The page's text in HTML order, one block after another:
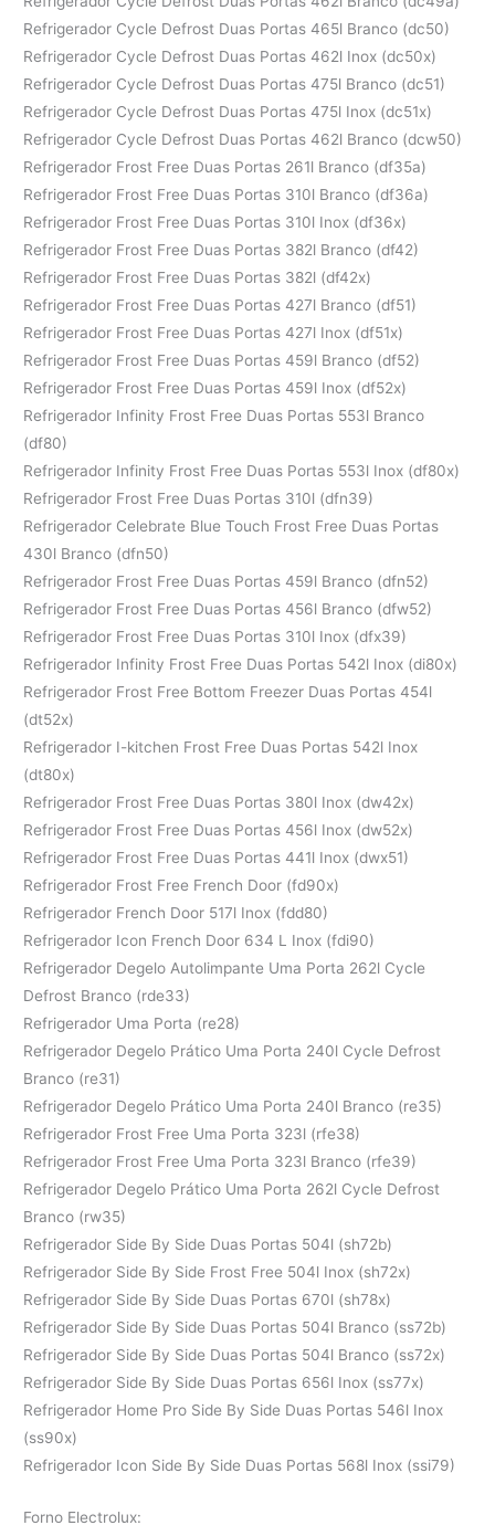
Refrigerador Cycle Defrost Duas Portas 465l Branco (dc50)
Refrigerador Cycle Defrost Duas Portas 462l Inox (dc50x)
Refrigerador Cycle Defrost Duas Portas 475l Branco (dc51)
Refrigerador Cycle Defrost Duas Portas 475l Inox (dc51x)
Refrigerador Cycle Defrost Duas Portas 462l Branco (dcw50)
Refrigerador Frost Free Duas Portas 261l Branco (df35a)
Refrigerador Frost Free Duas Portas 310l Branco (df36a)
Refrigerador Frost Free Duas Portas 310l Inox (df36x)
Refrigerador Frost Free Duas Portas 382l Branco (df42)
Refrigerador Frost Free Duas Portas 382l (df42x)
Refrigerador Frost Free Duas Portas 427l Branco (df51)
Refrigerador Frost Free Duas Portas 427l Inox (df51x)
Refrigerador Frost Free Duas Portas 459l Branco (df52)
Refrigerador Frost Free Duas Portas 459l Inox (df52x)
Refrigerador Infinity Frost Free Duas Portas 553l Branco
(df80)
Refrigerador Infinity Frost Free Duas Portas 553l Inox (df80x)
Refrigerador Frost Free Duas Portas 310l (dfn39)
Refrigerador Celebrate Blue Touch Frost Free Duas Portas
430l Branco (dfn50)
Refrigerador Frost Free Duas Portas 459l Branco (dfn52)
Refrigerador Frost Free Duas Portas 456l Branco (dfw52)
Refrigerador Frost Free Duas Portas 310l Inox (dfx39)
Refrigerador Infinity Frost Free Duas Portas 542l Inox (di80x)
Refrigerador Frost Free Bottom Freezer Duas Portas 454l
(dt52x)
Refrigerador I-kitchen Frost Free Duas Portas 542l Inox
(dt80x)
Refrigerador Frost Free Duas Portas 380l Inox (dw42x)
Refrigerador Frost Free Duas Portas 456l Inox (dw52x)
Refrigerador Frost Free Duas Portas 441l Inox (dwx51)
Refrigerador Frost Free French Door (fd90x)
Refrigerador French Door 517l Inox (fdd80)
Refrigerador Icon French Door 634 L Inox (fdi90)
Refrigerador Degelo Autolimpante Uma Porta 262l Cycle
Defrost Branco (rde33)
Refrigerador Uma Porta (re28)
Refrigerador Degelo Prático Uma Porta 240l Cycle Defrost
Branco (re31)
Refrigerador Degelo Prático Uma Porta 240l Branco (re35)
Refrigerador Frost Free Uma Porta 323l (rfe38)
Refrigerador Frost Free Uma Porta 323l Branco (rfe39)
Refrigerador Degelo Prático Uma Porta 262l Cycle Defrost
Branco (rw35)
Refrigerador Side By Side Duas Portas 504l (sh72b)
Refrigerador Side By Side Frost Free 504l Inox (sh72x)
Refrigerador Side By Side Duas Portas 670l (sh78x)
Refrigerador Side By Side Duas Portas 504l Branco (ss72b)
Refrigerador Side By Side Duas Portas 504l Branco (ss72x)
Refrigerador Side By Side Duas Portas 656l Inox (ss77x)
Refrigerador Home Pro Side By Side Duas Portas 546l Inox
(ss90x)
Refrigerador Icon Side By Side Duas Portas 568l Inox (ssi79)
Forno Electrolux: